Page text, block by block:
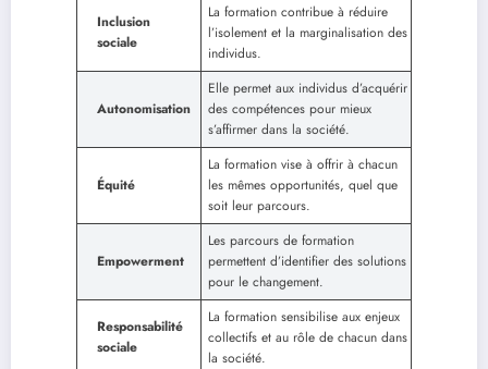
Inclusion
sociale
La formation contribue à réduire
l’isolement et la marginalisation des
individus.
Autonomisation
Elle permet aux individus d’acquérir
des compétences pour mieux
s’affirmer dans la société.
Équité
La formation vise à offrir à chacun
les mêmes opportunités, quel que
soit leur parcours.
Empowerment
Les parcours de formation
permettent d’identifier des solutions
pour le changement.
Responsabilité
sociale
La formation sensibilise aux enjeux
collectifs et au rôle de chacun dans
la société.